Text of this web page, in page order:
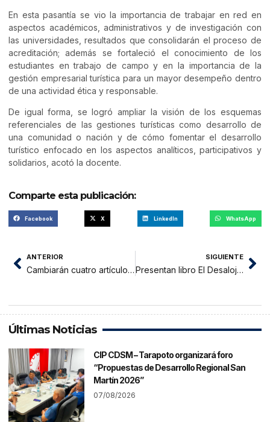
En esta pasantía se vio la importancia de trabajar en red en
aspectos académicos, administrativos y de investigación con
las universidades, resultados que consolidarán el proceso de
acreditación; además se fortaleció el conocimiento de los
estudiantes en trabajo de campo y en la importancia de la
gestión empresarial turística para un mayor desempeño dentro
de una actividad ética y responsable.
De igual forma, se logró ampliar la visión de los esquemas
referenciales de las gestiones turísticas como desarrollo de
una comunidad o nación y de cómo fomentar el desarrollo
turístico enfocado en los aspectos analíticos, participativos y
solidarios, acotó la docente.
Comparte esta publicación:
Facebook X LinkedIn WhatsApp
ANTERIOR
Cambiarán cuatro artículos de Ordenanza Regional N° 005
SIGUIENTE
Presentan libro El Desalojo de Hugo Guzmán en Yurimaguas
Últimas Noticias
CIP CDSM – Tarapoto organizará foro
“Propuestas de Desarrollo Regional San
Martín 2026”
07/08/2026